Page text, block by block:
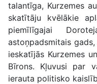
talantīga, Kurzemes
skatītāju kvēlākie
piemīlīgajai
astoņpadsmitais
ieskatījās Kurzemes
Bīrons. Kļuvusi par
ierauta politisko